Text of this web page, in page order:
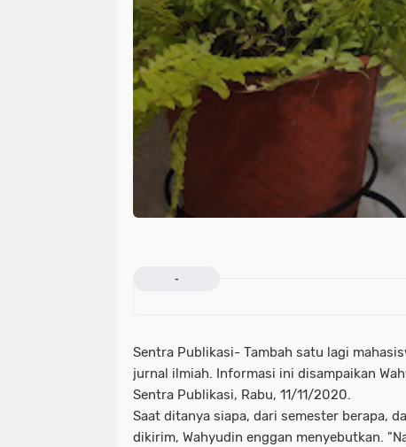
-
Sentra Publikasi- Tambah satu lagi
jurnal ilmiah. Informasi ini disampaikan
Sentra Publikasi, Rabu, 11/11/2020.
Saat ditanya siapa, dari semester berapa,
dikirim, Wahyudin enggan menyebutkan.